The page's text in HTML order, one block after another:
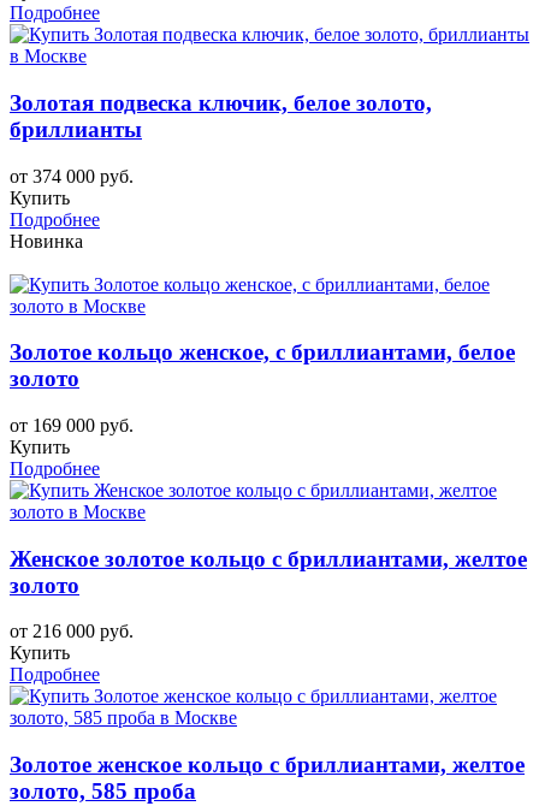
Подробнее
Золотая подвеска ключик, белое золото,
бриллианты
от 374 000 руб.
Купить
Подробнее
Новинка
Золотое кольцо женское, с бриллиантами, белое
золото
от 169 000 руб.
Купить
Подробнее
Женское золотое кольцо с бриллиантами, желтое
золото
от 216 000 руб.
Купить
Подробнее
Золотое женское кольцо с бриллиантами, желтое
золото, 585 проба